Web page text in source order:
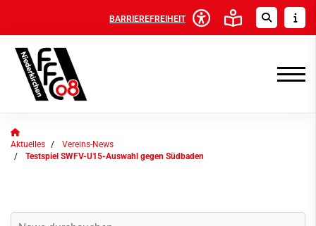
BARRIEREFREIHEIT
Aktuelles
Vereins-News
Testspiel SWFV-U15-Auswahl gegen Südbaden